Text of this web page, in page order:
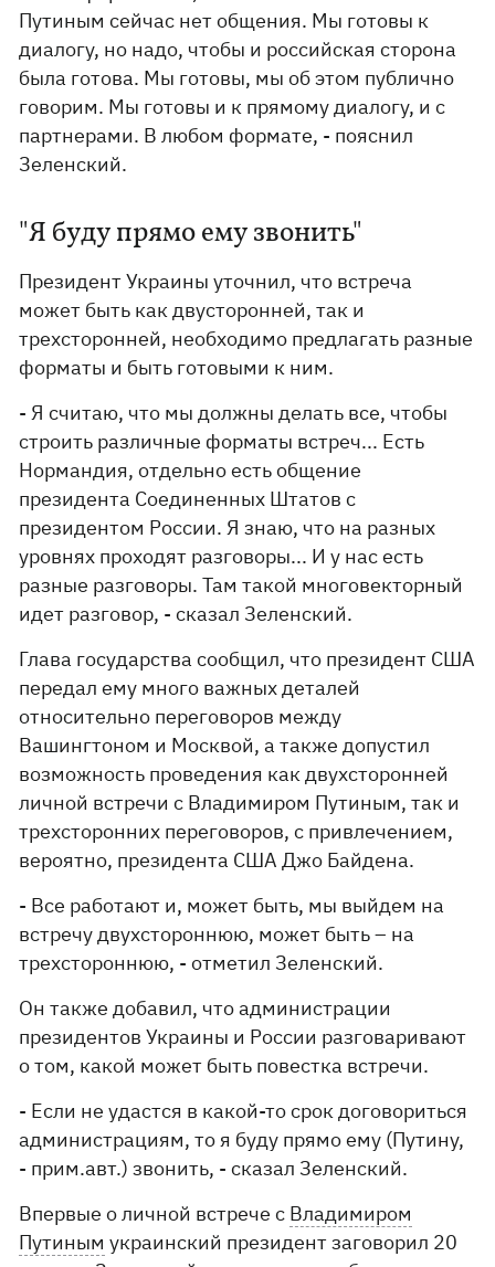
Путиным сейчас нет общения. Мы готовы к
диалогу, но надо, чтобы и российская сторона
была готова. Мы готовы, мы об этом публично
говорим. Мы готовы и к прямому диалогу, и с
партнерами. В любом формате, - пояснил
Зеленский.
"Я буду прямо ему звонить"
Президент Украины уточнил, что встреча
может быть как двусторонней, так и
трехсторонней, необходимо предлагать разные
форматы и быть готовыми к ним.
- Я считаю, что мы должны делать все, чтобы
строить различные форматы встреч... Есть
Нормандия, отдельно есть общение
президента Соединенных Штатов с
президентом России. Я знаю, что на разных
уровнях проходят разговоры... И у нас есть
разные разговоры. Там такой многовекторный
идет разговор, - сказал Зеленский.
Глава государства сообщил, что президент США
передал ему много важных деталей
относительно переговоров между
Вашингтоном и Москвой, а также допустил
возможность проведения как двухсторонней
личной встречи с Владимиром Путиным, так и
трехсторонних переговоров, с привлечением,
вероятно, президента США Джо Байдена.
- Все работают и, может быть, мы выйдем на
встречу двухстороннюю, может быть – на
трехстороннюю, - отметил Зеленский.
Он также добавил, что администрации
президентов Украины и России разговаривают
о том, какой может быть повестка встречи.
- Если не удастся в какой-то срок договориться
администрациям, то я буду прямо ему (Путину,
- прим.авт.) звонить, - сказал Зеленский.
Впервые о личной встрече с Владимиром
Путиным украинский президент заговорил 20